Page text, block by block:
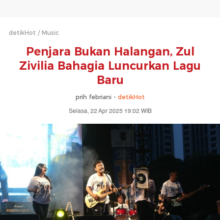
detikHot Music
Penjara Bukan Halangan, Zul
Zivilia Bahagia Luncurkan Lagu
Baru
prih febriani - detikHot
Selasa, 22 Apr 2025 19:02 WIB